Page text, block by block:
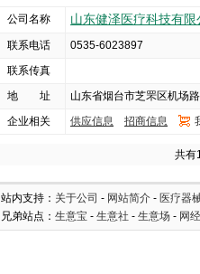
公司名称 山东健泽医疗科技有限
联系电话
0535-6023897
联系传真
地 址
山东省烟台市芝罘区机场
企业相关
供应信息 招商信息
共有
站内支持： 关于公司 - 网站简介 - 医疗器
兄弟站点： 生意宝 - 生意社 - 生意场 - 网